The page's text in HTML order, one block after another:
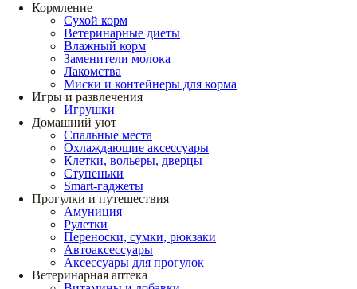
Кормление
Сухой корм
Ветеринарные диеты
Влажный корм
Заменители молока
Лакомства
Миски и контейнеры для корма
Игры и развлечения
Игрушки
Домашний уют
Спальные места
Охлаждающие аксессуары
Клетки, вольеры, дверцы
Ступеньки
Smart-гаджеты
Прогулки и путешествия
Амуниция
Рулетки
Переноски, сумки, рюкзаки
Автоаксессуары
Аксессуары для прогулок
Ветеринарная аптека